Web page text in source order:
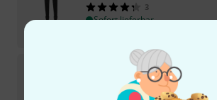
3
Sofort lieferbar
Air 3 Point Carrying System
Sofort lieferbar